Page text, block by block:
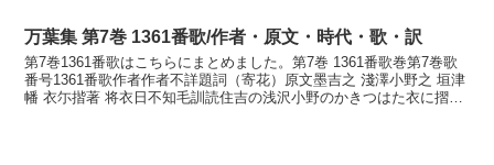
万葉集 第7巻 1361番歌/作者・原文・時代・歌・訳
第7巻1361番歌はこちらにまとめました。第7巻 1361番歌巻第7巻歌
番号1361番歌作者作者不詳題詞（寄花）原文墨吉之 淺澤小野之 垣津
幡 衣尓揩著 将衣日不知毛訓読住吉の浅沢小野のかきつはた衣に摺り